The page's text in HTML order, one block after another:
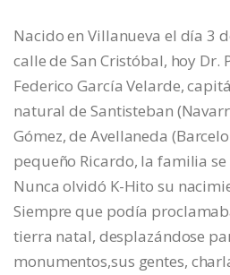
Nacido en Villanueva el día 3
calle de San Cristóbal, hoy Dr.
Federico García Velarde,
natural de Santisteban
Gómez, de Avellaneda
pequeño Ricardo, la familia
Nunca olvidó K-Hito su
Siempre que podía
tierra natal, desplazándose
monumentos,sus gentes,